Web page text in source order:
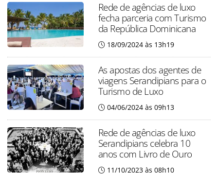
Rede de agências de luxo
fecha parceria com Turismo
da República Dominicana
18/09/2024 às 13h19
As apostas dos agentes de
viagens Serandipians para o
Turismo de Luxo
04/06/2024 às 09h13
Rede de agências de luxo
Serandipians celebra 10
anos com Livro de Ouro
11/10/2023 às 08h10